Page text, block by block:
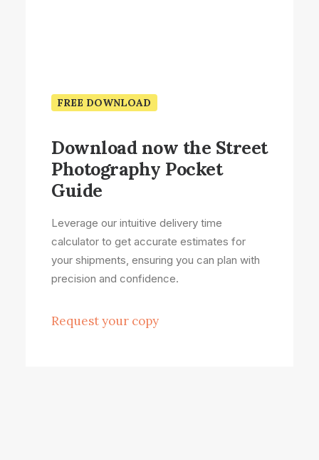
FREE DOWNLOAD
Download now the Street
Photography Pocket
Guide
Leverage our intuitive delivery time
calculator to get accurate estimates for
your shipments, ensuring you can plan with
precision and confidence.
Request your copy